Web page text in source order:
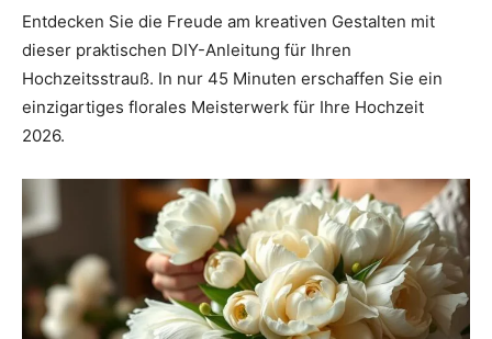
Entdecken Sie die Freude am kreativen Gestalten mit
dieser praktischen DIY-Anleitung für Ihren
Hochzeitsstrauß. In nur 45 Minuten erschaffen Sie ein
einzigartiges florales Meisterwerk für Ihre Hochzeit
2026.